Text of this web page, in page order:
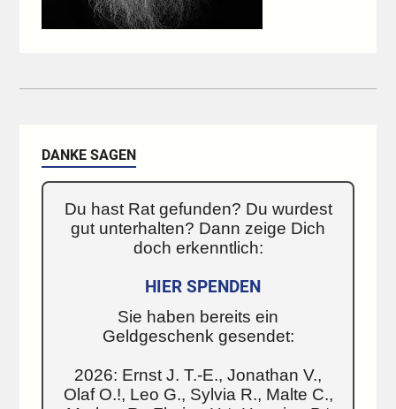
DANKE SAGEN
Du hast Rat gefunden? Du wurdest
gut unterhalten? Dann zeige Dich
doch erkenntlich:
HIER SPENDEN
Sie haben bereits ein
Geldgeschenk gesendet:
2026: Ernst J. T.-E., Jonathan V.,
Olaf O.!, Leo G., Sylvia R., Malte C.,